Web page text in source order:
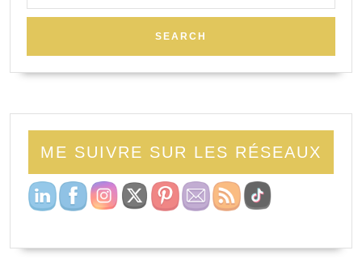
ME SUIVRE SUR LES RÉSEAUX